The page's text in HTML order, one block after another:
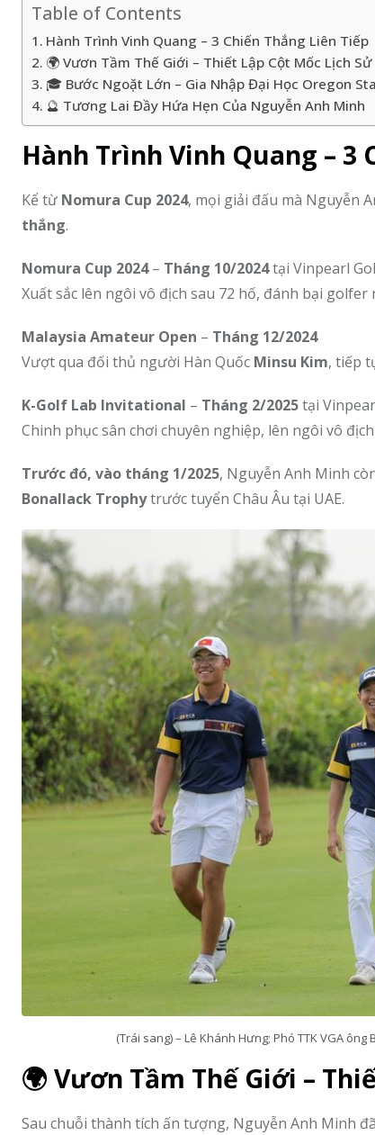
Table of Contents
Hành Trình Vinh Quang – 3 Chiến Thắng Liên Tiếp
🌍 Vươn Tầm Thế Giới – Thiết Lập Cột Mốc Lịch Sử
🎓 Bước Ngoặt Lớn – Gia Nhập Đại Học Oregon
🔮 Tương Lai Đầy Hứa Hẹn Của Nguyễn Anh Minh
Hành Trình Vinh Quang – 3
Kể từ Nomura Cup 2024, mọi giải đấu mà Nguyễn
thắng.
Nomura Cup 2024– Tháng 10/2024tại Vinpearl
Xuất sắc lên ngôi vô địch sau 72 hố, đánh bại golfer
Malaysia Amateur Open – Tháng 12/2024
Vượt qua đối thủ người Hàn Quốc Minsu Kim, tiếp
K-Golf Lab Invitational – Tháng 2/2025tại
Chinh phục sân chơi chuyên nghiệp, lên ngôi vô
Trước đó, vào tháng 1/2025, Nguyễn Anh Minh
Bonallack Trophytrước tuyển Châu Âu tại UAE.
(Trái sang) – Lê Khánh Hưng; Phó TTK VGA
🌍 Vươn Tầm Thế Giới –
Sau chuỗi thành tích ấn tượng, Nguyễn Anh Minh